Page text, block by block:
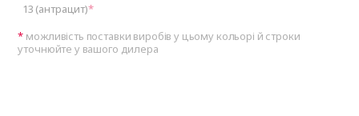
13 (антрацит)
можливість поставки виробів у цьому кольорі й строки
уточнюйте у вашого дилера